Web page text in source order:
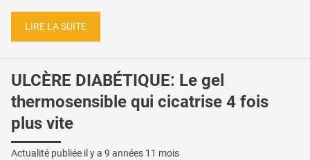
LIRE LA SUITE
ULCÈRE DIABÉTIQUE: Le gel
thermosensible qui cicatrise 4 fois
plus vite
Actualité publiée il y a 9 années 11 mois